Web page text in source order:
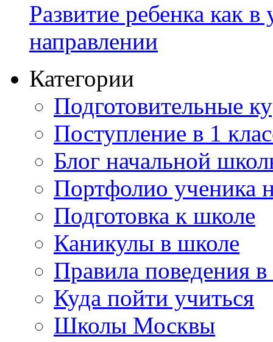
Развитие ребенка как
направлении
Категории
Подготовительные
Поступление в 1
Блог начальной
Портфолио ученика
Подготовка к школе
Каникулы в школе
Правила поведения
Куда пойти учиться
Школы Москвы